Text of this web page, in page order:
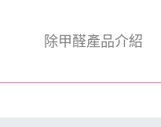
除甲醛產品介紹